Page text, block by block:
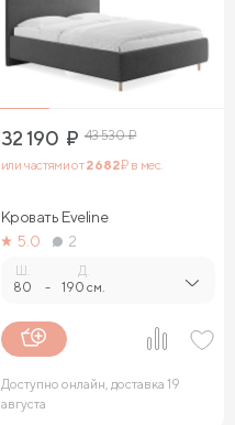
32 190 ₽ 43 530₽
или частями от2 682₽ в мес.
Кровать Eveline
5.0
2
Ш.
80 -
Д.
190 см.
Доступно онлайн, доставка 19
августа